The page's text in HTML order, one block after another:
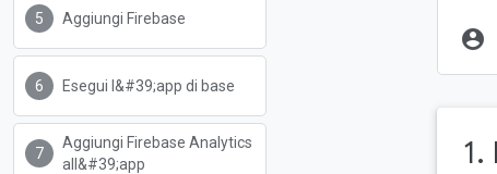
Aggiungi Firebase
Esegui l&#39;app di base
Aggiungi Firebase Analytics
all&#39;app
account_circle
1.